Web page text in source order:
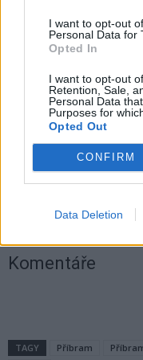
I want to opt-out
Personal Data for
Opted In
I want to opt-out
Retention, Sale,
Personal Data
Purposes for
Opted Out
CONFIRM
Data Deletion
Komentáře
TAGY Příbram